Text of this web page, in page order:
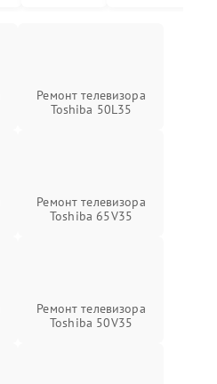
Ремонт телевизора
Toshiba 50L35
Ремонт телевизора
Toshiba 65V35
Ремонт телевизора
Toshiba 50V35